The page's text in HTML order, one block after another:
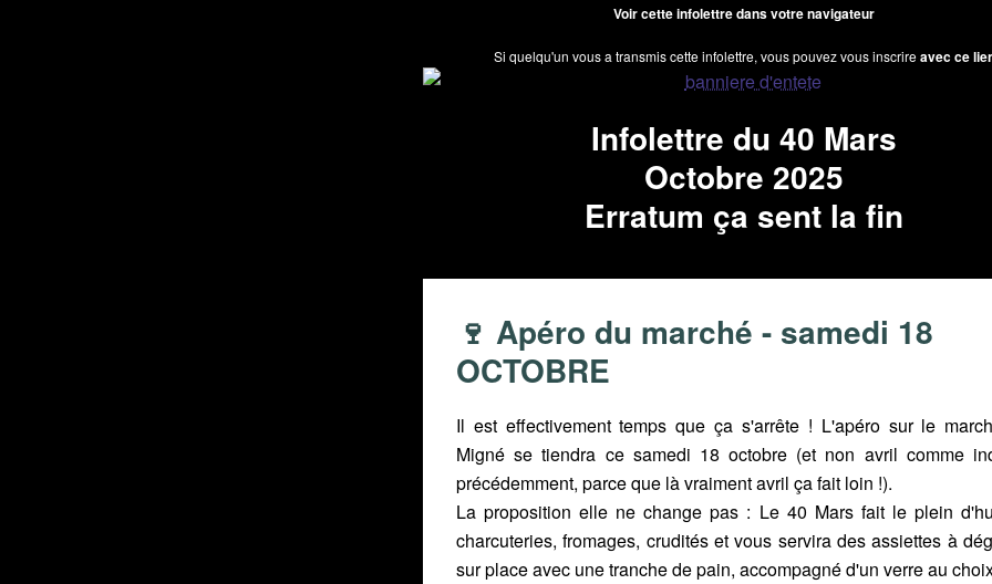
Voir cette infolettre dans votre navigateur
Si quelqu'un vous a transmis cette infolettre, vous pouvez vous inscrireavec ce
Infolettre du 40 Mars
Octobre 2025
Erratum ça sent la fin
🍷 Apéro du marché - samedi 18
OCTOBRE
Il est effectivement temps que ça s'arrête ! L'apéro sur le
Migné se tiendra ce samedi 18 octobre (et non avril comme
précédemment, parce que là vraiment avril ça fait loin !).
La proposition elle ne change pas : Le 40 Mars fait le plein
charcuteries, fromages, crudités et vous servira des assiettes à
sur place avec une tranche de pain, accompagné d'un verre au